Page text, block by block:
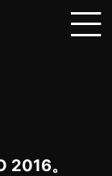
2016。